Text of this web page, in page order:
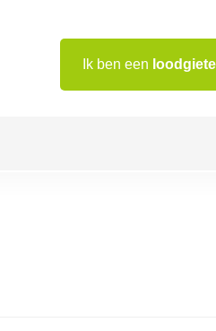
Ik ben een